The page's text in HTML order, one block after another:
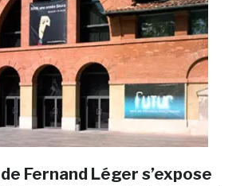
Fernand Léger s’expose